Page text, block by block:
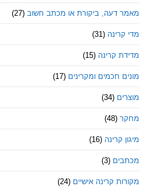
ביקורת או מכתב חשוב (27)
(31)
קרינה (15)
חכמים ומקרינים (17)
(16)
קרינה אישיים (24)